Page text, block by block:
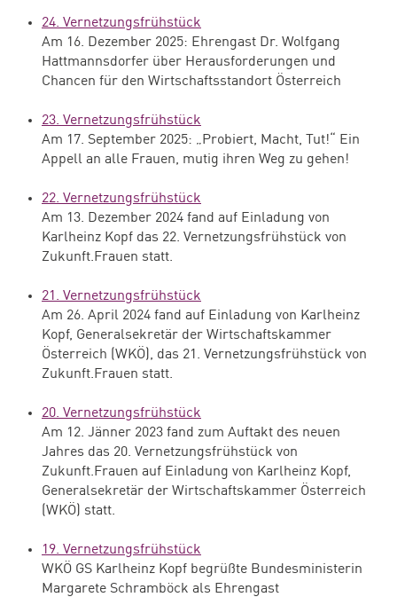
24. Vernetzungsfrühstück
Am 16. Dezember 2025: Ehrengast Dr. Wolfgang
Hattmannsdorfer über Herausforderungen und
Chancen für den Wirtschaftsstandort Österreich
23. Vernetzungsfrühstück
Am 17. September 2025: „Probiert, Macht, Tut!“ Ein
Appell an alle Frauen, mutig ihren Weg zu gehen!
22. Vernetzungsfrühstück
Am 13. Dezember 2024 fand auf Einladung von
Karlheinz Kopf das 22. Vernetzungsfrühstück von
Zukunft.Frauen statt.
21. Vernetzungsfrühstück
Am 26. April 2024 fand auf Einladung von Karlheinz
Kopf, Generalsekretär der Wirtschaftskammer
Österreich (WKÖ), das 21. Vernetzungsfrühstück von
Zukunft.Frauen statt.
20. Vernetzungsfrühstück
Am 12. Jänner 2023 fand zum Auftakt des neuen
Jahres das 20. Vernetzungsfrühstück von
Zukunft.Frauen auf Einladung von Karlheinz Kopf,
Generalsekretär der Wirtschaftskammer Österreich
(WKÖ) statt.
19. Vernetzungsfrühstück
WKÖ GS Karlheinz Kopf begrüßte Bundesministerin
Margarete Schramböck als Ehrengast